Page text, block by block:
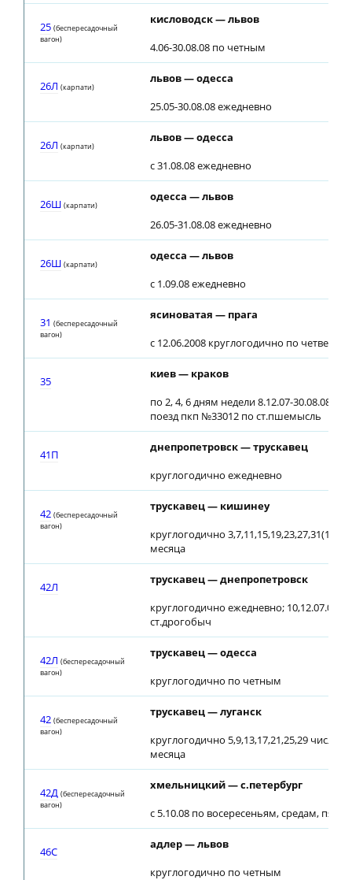
25 (беспересадочный
вагон)
кисловодск — львов
4.06-30.08.08 по четным
26Л (карпати)
львов — одесса
25.05-30.08.08 ежедневно
26Л (карпати)
львов — одесса
c 31.08.08 ежедневно
26Ш (карпати)
одесса — львов
26.05-31.08.08 ежедневно
26Ш (карпати)
одесса — львов
c 1.09.08 ежедневно
31 (беспересадочный
вагон)
ясиноватая — прага
с 12.06.2008 круглогодично по четвергам
35
киев — краков
по 2, 4, 6 дням недели 8.12.07-30.08.08 с
поезд пкп №33012 по ст.пшемысль
41П
днепропетровск — трускавец
круглогодично ежедневно
42 (беспересадочный
вагон)
трускавец — кишинеу
круглогодично 3,7,11,15,19,23,27,31(1)
месяца
42Л
трускавец — днепропетровск
круглогодично ежедневно; 10,12.07.08 от
ст.дрогобыч
42Л (беспересадочный
вагон)
трускавец — одесса
круглогодично по четным
42 (беспересадочный
вагон)
трускавец — луганск
круглогодично 5,9,13,17,21,25,29 числа
месяца
42Д (беспересадочный
вагон)
хмельницкий — с.петербург
с 5.10.08 по восересеньям, средам,
46С
адлер — львов
круглогодично по четным